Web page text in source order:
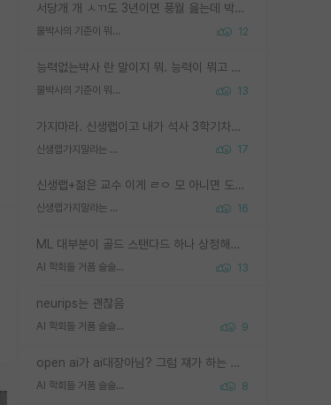
서당개 개 ㅅㄲ도 3년이면 풍월 읊는데 박사 5년 이상 대리고 있으면서 물된건 교수 탓 맞는ㄱ게 거기가 서당이 아니란 소리임
물박사의 기준이 뭐임? 12
능력없는박사 란 말이지 뭐. 능력이 뭐고 능력이 있다는게 뭔지는 사람마다 기준이 다르니까 얘기해봐야 서로 자기 기준만 얘기해서 논쟁이 끝이 안나고. 주위에서 능력있고 야심있는 신입생이 교수가 유의미한 피드백을 아예 안주면서 제대로된 과제에 참여해볼 기회도 제공하지 않고 잡일 뺑뺑이만 돌려서 맨날 단순작업만 하면서 밤새다가 눈빛이 점점 죽어가는걸 본 사람은 물박사는 교수탓이라고 하고, 교수는 이것저것 알려도 주고 기회도 주고 사수 동기 붙여주면서 어떻게든 끌고가려고 하는데 본인이 매일 뺀질거리면서 출근 하는둥마는둥 하다가 기껏 와서도 폰이나 쳐다보다가 실험 망치고 저녁약속있어서 먼저 가볼게요~ 하는걸 본 사람은 물박사는 본인탓이라고 함.
물박사의 기준이 뭐임? 13
가지마라. 신생랩이고 내가 석사 3학기차인데 최고참인데 나도 아무것도 모르는데 교수가 후배들 왜 논문 교육 안시키냐. 논문 왜 안 써오냐 닦달한다
신생랩가지말라는 이유가 있었구나 17
신생랩+젊은 교수 이게 ㄹㅇ 모 아니면 도인듯.
신생랩가지말라는 이유가 있었구나 16
ML 대부분이 골드 스탠다드 하나 상정해놓고 (벤치마크 데이터셋이 여러 개면 여러 개 상정) 그거 얼마나 잘 맞추나 싸움임 가끔 번뜩이는 설계 철학을 보여주는 논문들도 있지만 대부분 그거 성적 얼마나 더 올리느라에 혈안이 되어 있는 측면이 잇음
AI 학회들 거품 슬슬 지적이 나오네요 13
neurips는 괜찮음
AI 학회들 거품 슬슬 지적이 나오네요 9
open ai가 ai대장아님? 그럼 쟤가 하는 말이 다 맞겠네
AI 학회들 거품 슬슬 지적이 나오네요 8